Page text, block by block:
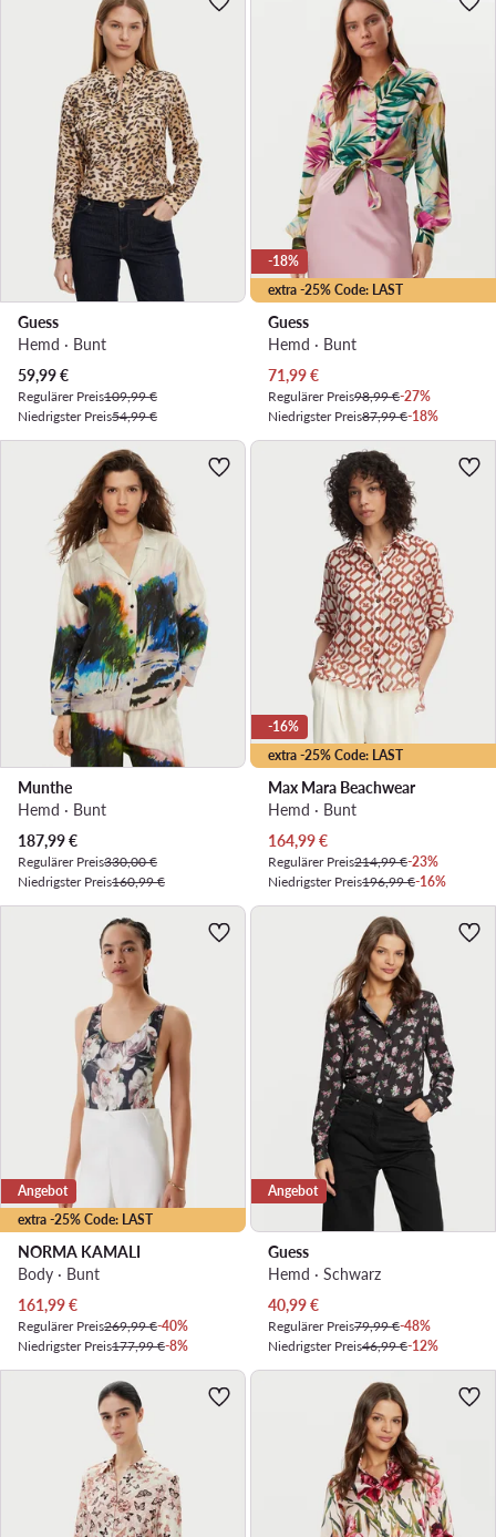
Guess
Hemd · Bunt
Aktueller Preis
59,99€
Regulärer Preis109,99 €
Niedrigster Preis54,99 €
extra -25% Code: LAST
-18%
Guess
Hemd · Bunt
Aktueller Preis
71,99€
Regulärer Preis98,99 €-27%
Niedrigster Preis87,99 €-18%
Munthe
Hemd · Bunt
Aktueller Preis
187,99€
Regulärer Preis330,00 €
Niedrigster Preis160,99 €
extra -25% Code: LAST
-16%
Max Mara Beachwear
Hemd · Bunt
Aktueller Preis
164,99€
Regulärer Preis214,99 €-23%
Niedrigster Preis196,99 €-16%
extra -25% Code: LAST
Angebot
NORMA KAMALI
Body · Bunt
Aktueller Preis
161,99€
Regulärer Preis269,99 €-40%
Niedrigster Preis177,99 €-8%
Angebot
Guess
Hemd · Schwarz
Aktueller Preis
40,99€
Regulärer Preis79,99 €-48%
Niedrigster Preis46,99 €-12%